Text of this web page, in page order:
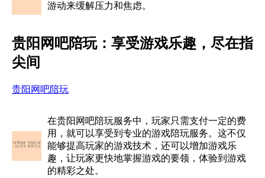
游动来缓解压力和焦虑。
贵阳网吧陪玩：享受游戏乐趣，尽在指
尖间
贵阳网吧陪玩
在贵阳网吧陪玩服务中，玩家只需支付一定的费
用，就可以享受到专业的游戏陪玩服务。这不仅
能够提高玩家的游戏技术，还可以增加游戏乐
趣，让玩家更快地掌握游戏的要领，体验到游戏
的精彩之处。